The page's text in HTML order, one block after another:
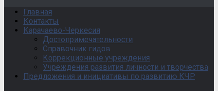
Главная
Контакты
Карачаево-Черкесия
Достопримечательности
Справочник гидов
Коррекционные учреждения
Учреждения развития личности и творчества
Предложения и инициативы по развитию КЧР